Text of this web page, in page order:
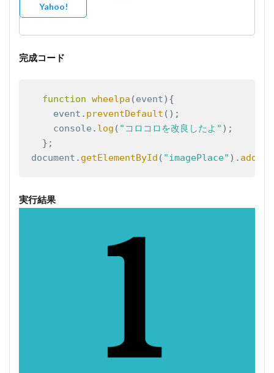
Yahoo!
完成コード
function wheelpa (event) {
    event
. preventDefault ( ) ;
    console
. log ( "コロコロを改良したよ" ) ;
} ;
document . getElementById ( "imagePlace" ) .
実行結果